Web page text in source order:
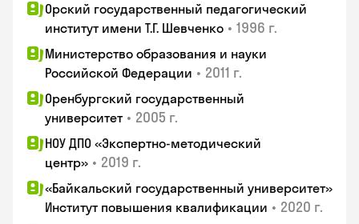
Орский государственный педагогический
институт имени Т.Г. Шевченко • 1996 г.
Министерство образования и науки
Российской Федерации • 2011 г.
Оренбургский государственный
университет • 2005 г.
НОУ ДПО «Экспертно-методический
центр» • 2019 г.
«Байкальский государственный университет»
Институт повышения квалификации • 2020 г.